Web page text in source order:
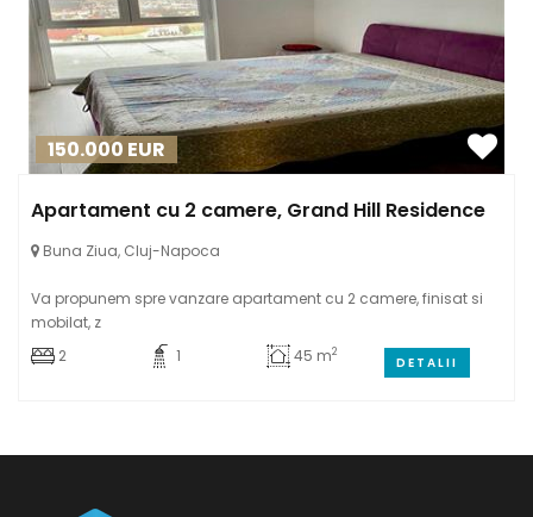
150.000 EUR
Apartament cu 2 camere, Grand Hill Residence
Buna Ziua, Cluj-Napoca
Va propunem spre vanzare apartament cu 2 camere, finisat si
mobilat, z
2
1 45 m2
DETALII